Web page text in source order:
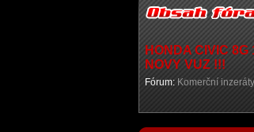
HONDA CIVIC
NOVY VUZ !!!
Fórum: Komerční inzeráty